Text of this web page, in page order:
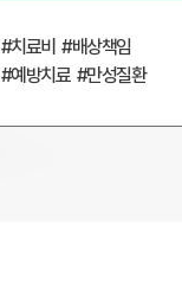
#치료비 #배상책임
#예방치료 #만성질환